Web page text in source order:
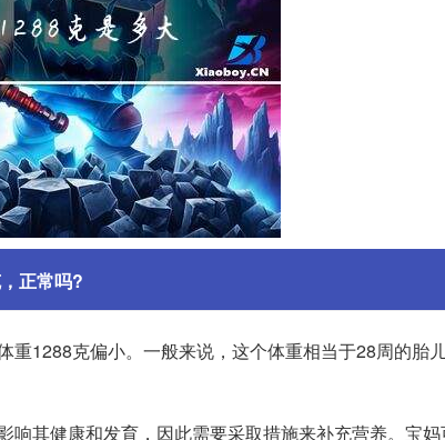
正常吗?
重1288克偏小。一般来说，这个体重相当于28周的胎
响其健康和发育，因此需要采取措施来补充营养。宝